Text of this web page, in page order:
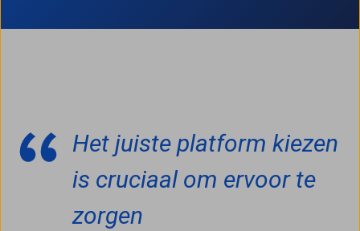
Het juiste platform kiezen
is cruciaal om ervoor te
zorgen